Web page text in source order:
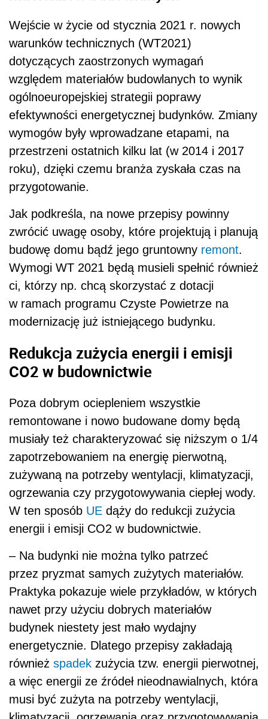
roku), dzięki czemu branża zyskała czas na
przygotowanie.
Jak podkreśla, na nowe przepisy powinny
zwrócić uwagę osoby, które projektują i planują
budowę domu bądź jego gruntowny
remont
Wymogi WT 2021 będą musieli spełnić również
ci, którzy np. chcą skorzystać z dotacji
w ramach programu Czyste Powietrze na
modernizację już istniejącego budynku.
Redukcja zużycia energii i emisji
CO2 w budownictwie
Poza dobrym ociepleniem wszystkie
remontowane i nowo budowane domy będą
musiały też charakteryzować się niższym o 1/4
zapotrzebowaniem na energię pierwotną,
zużywaną na potrzeby wentylacji, klimatyzacji,
ogrzewania czy przygotowywania ciepłej wody.
W ten sposóbUEdąży do redukcji zużycia
energii i emisji CO2 w budownictwie.
przez pryzmat samych zużytych materiałów.
Praktyka pokazuje wiele przykładów, w których
nawet przy użyciu dobrych materiałów
budynek niestety jest mało wydajny
energetycznie. Dlatego przepisy zakładają
równieżspadek zużycia tzw. energii pierwotnej,
a więc energii ze źródeł nieodnawialnych, która
musi być zużyta na potrzeby wentylacji,
klimatyzacji, ogrzewania oraz przygotowywania
ciepłej wody. Jest to bardzo ważny aspekt,
dlatego że budynki odpowiadają za 40 proc.
zużycia energii w całej gospodarce – podkreśla
Jacek Siwiński.